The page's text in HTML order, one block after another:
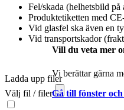
Vill du veta mer
Vi berättar gärna
Gå till fönster
Fel/skada (helhetsbild
Produktetiketten med
Vid glasfel ska även en
Vid transportskador
Ladda upp filer
Välj fil / filer